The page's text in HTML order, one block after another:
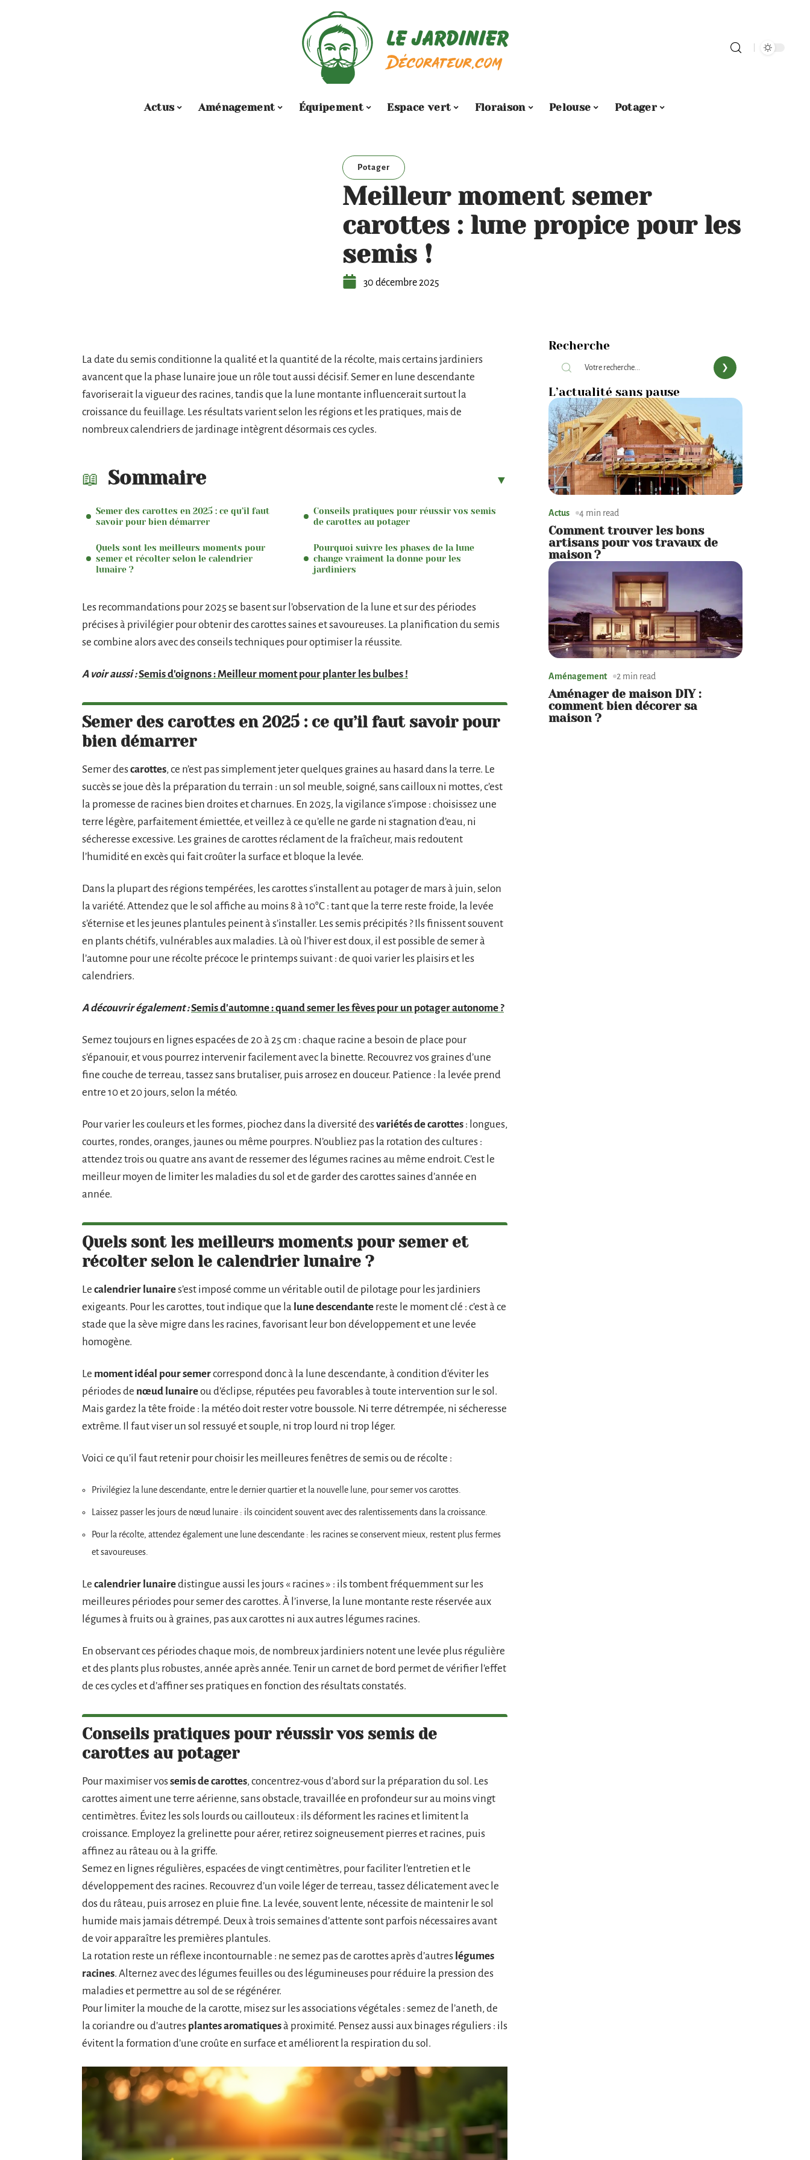
Actus Aménagement Équipement Espace vert Floraison Pelouse Potager
Potager
Meilleur moment semer
carottes : lune propice pour les
semis !
30 décembre 2025
La date du semis conditionne la qualité et la quantité de la récolte, mais certains jardiniers
avancent que la phase lunaire joue un rôle tout aussi décisif. Semer en lune descendante
favoriserait la vigueur des racines, tandis que la lune montante influencerait surtout la
croissance du feuillage. Les résultats varient selon les régions et les pratiques, mais de
nombreux calendriers de jardinage intègrent désormais ces cycles.
Sommaire
Semer des carottes en 2025 : ce qu’il faut
savoir pour bien démarrer
Quels sont les meilleurs moments pour
semer et récolter selon le calendrier
lunaire ?
Conseils pratiques pour réussir vos semis
de carottes au potager
Pourquoi suivre les phases de la lune
change vraiment la donne pour les
jardiniers
Les recommandations pour 2025 se basent sur l’observation de la lune et sur des périodes
précises à privilégier pour obtenir des carottes saines et savoureuses. La planification du semis
se combine alors avec des conseils techniques pour optimiser la réussite.
A voir aussi :Semis d'oignons : Meilleur moment pour planter les bulbes !
Semer des carottes en 2025 : ce qu’il faut savoir pour
bien démarrer
Semer descarottes, ce n’est pas simplement jeter quelques graines au hasard dans la terre. Le
succès se joue dès la préparation du terrain : un sol meuble, soigné, sans cailloux ni mottes, c’est
la promesse de racines bien droites et charnues. En 2025, la vigilance s’impose : choisissez une
terre légère, parfaitement émiettée, et veillez à ce qu’elle ne garde ni stagnation d’eau, ni
sécheresse excessive. Les graines de carottes réclament de la fraîcheur, mais redoutent
l’humidité en excès qui fait croûter la surface et bloque la levée.
Dans la plupart des régions tempérées, les carottes s’installent au potager de mars à juin, selon
la variété. Attendez que le sol affiche au moins 8 à 10°C : tant que la terre reste froide, la levée
s’éternise et les jeunes plantules peinent à s’installer. Les semis précipités ? Ils finissent souvent
en plants chétifs, vulnérables aux maladies. Là où l’hiver est doux, il est possible de semer à
l’automne pour une récolte précoce le printemps suivant : de quoi varier les plaisirs et les
calendriers.
A découvrir également :Semis d'automne : quand semer les fèves pour un potager autonome ?
Semez toujours en lignes espacées de 20 à 25 cm : chaque racine a besoin de place pour
s’épanouir, et vous pourrez intervenir facilement avec la binette. Recouvrez vos graines d’une
fine couche de terreau, tassez sans brutaliser, puis arrosez en douceur. Patience : la levée prend
entre 10 et 20 jours, selon la météo.
Pour varier les couleurs et les formes, piochez dans la diversité desvariétés de carottes : longues,
courtes, rondes, oranges, jaunes ou même pourpres. N’oubliez pas la rotation des cultures :
attendez trois ou quatre ans avant de ressemer des légumes racines au même endroit. C’est le
meilleur moyen de limiter les maladies du sol et de garder des carottes saines d’année en
année.
Quels sont les meilleurs moments pour semer et
récolter selon le calendrier lunaire ?
Le calendrier lunaires’est imposé comme un véritable outil de pilotage pour les jardiniers
exigeants. Pour les carottes, tout indique que la lune descendante reste le moment clé : c’est à ce
stade que la sève migre dans les racines, favorisant leur bon développement et une levée
homogène.
Le moment idéal pour semercorrespond donc à la lune descendante, à condition d’éviter les
périodes de nœud lunaireou d’éclipse, réputées peu favorables à toute intervention sur le sol.
Mais gardez la tête froide : la météo doit rester votre boussole. Ni terre détrempée, ni sécheresse
extrême. Il faut viser un sol ressuyé et souple, ni trop lourd ni trop léger.
Voici ce qu’il faut retenir pour choisir les meilleures fenêtres de semis ou de récolte :
Privilégiez la lune descendante, entre le dernier quartier et la nouvelle lune, pour semer vos carottes.
Laissez passer les jours de nœud lunaire : ils coïncident souvent avec des ralentissements dans la croissance.
Pour la récolte, attendez également une lune descendante : les racines se conservent mieux, restent plus fermes
et savoureuses.
Le calendrier lunairedistingue aussi les jours « racines » : ils tombent fréquemment sur les
meilleures périodes pour semer des carottes. À l’inverse, la lune montante reste réservée aux
légumes à fruits ou à graines, pas aux carottes ni aux autres légumes racines.
En observant ces périodes chaque mois, de nombreux jardiniers notent une levée plus régulière
et des plants plus robustes, année après année. Tenir un carnet de bord permet de vérifier l’effet
de ces cycles et d’affiner ses pratiques en fonction des résultats constatés.
Conseils pratiques pour réussir vos semis de
carottes au potager
Pour maximiser vossemis de carottes, concentrez-vous d’abord sur la préparation du sol. Les
carottes aiment une terre aérienne, sans obstacle, travaillée en profondeur sur au moins vingt
centimètres. Évitez les sols lourds ou caillouteux : ils déforment les racines et limitent la
croissance. Employez la grelinette pour aérer, retirez soigneusement pierres et racines, puis
affinez au râteau ou à la griffe.
Semez en lignes régulières, espacées de vingt centimètres, pour faciliter l’entretien et le
développement des racines. Recouvrez d’un voile léger de terreau, tassez délicatement avec le
dos du râteau, puis arrosez en pluie fine. La levée, souvent lente, nécessite de maintenir le sol
humide mais jamais détrempé. Deux à trois semaines d’attente sont parfois nécessaires avant
de voir apparaître les premières plantules.
La rotation reste un réflexe incontournable : ne semez pas de carottes après d’autres légumes
racines. Alternez avec des légumes feuilles ou des légumineuses pour réduire la pression des
maladies et permettre au sol de se régénérer.
Pour limiter la mouche de la carotte, misez sur les associations végétales : semez de l’aneth, de
la coriandre ou d’autres plantes aromatiquesà proximité. Pensez aussi aux binages réguliers : ils
évitent la formation d’une croûte en surface et améliorent la respiration du sol.
Recherche
L’actualité sans pause
Actus 4 min read
Comment trouver les bons
artisans pour vos travaux de
maison ?
Aménagement 2 min read
Aménager de maison DIY :
comment bien décorer sa
maison ?